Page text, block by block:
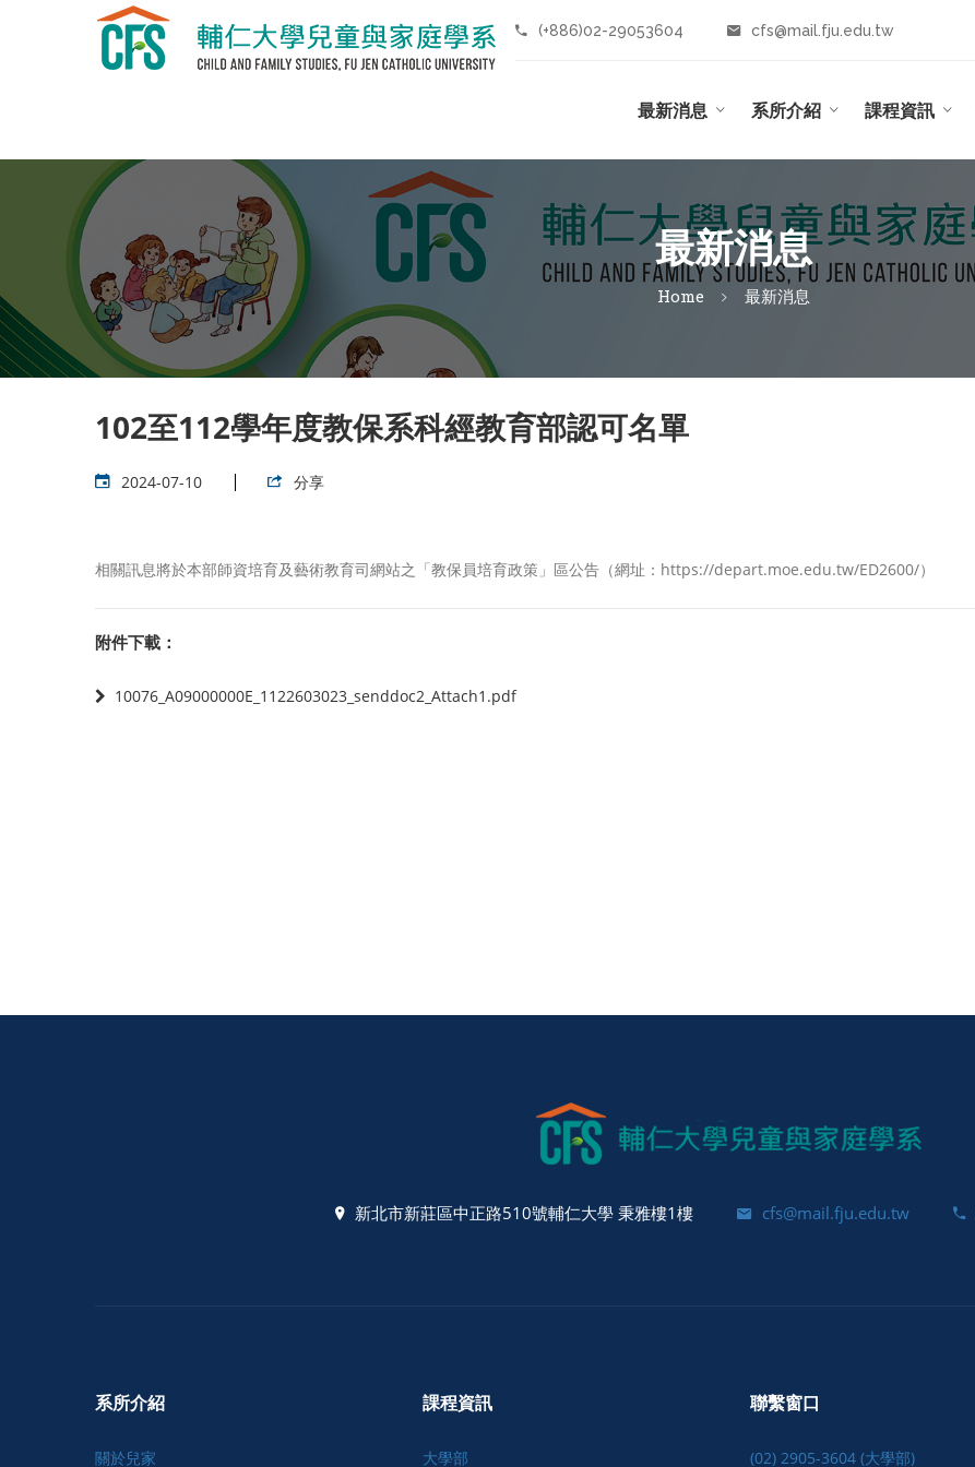
(+886)02-29053604 cfs@mail.fju.edu.tw
最新消息 系所介紹 課程資訊
最新消息
Home 最新消息
102至112學年度教保系科經教育部認可名單
2024-07-10 分享
相關訊息將於本部師資培育及藝術教育司網站之「教保員培育政策」區公告（網址：https://depart.moe.edu.tw/ED2600/）
附件下載：
10076_A09000000E_1122603023_senddoc2_Attach1.pdf
新北市新莊區中正路510號輔仁大學 秉雅樓1樓 cfs@mail.fju.edu.tw
系所介紹
關於兒家
課程資訊
大學部
聯繫窗口
(02) 2905-3604 (大學部)